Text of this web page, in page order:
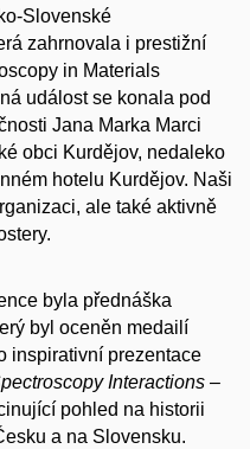
Slovenské
zahrnovala i prestižní
in Materials
událost se konala pod
Jana Marka Marci
obci Kurdějov, nedaleko
hotelu Kurdějov. Naši
ale také aktivně
byla přednáška
byl oceněn medailí
inspirativní prezentace
Interactions –
pohled na historii
a na Slovensku.